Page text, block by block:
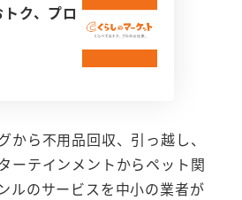
ク、プロ
から不用品回収、引っ越し、
ーテインメントからペット関
ルのサービスを中小の業者が